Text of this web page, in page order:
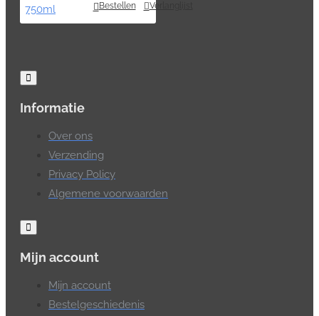
Bestellen Verlanglijst
Informatie
Over ons
Verzending
Privacy Policy
Algemene voorwaarden
Mijn account
Mijn account
Bestelgeschiedenis